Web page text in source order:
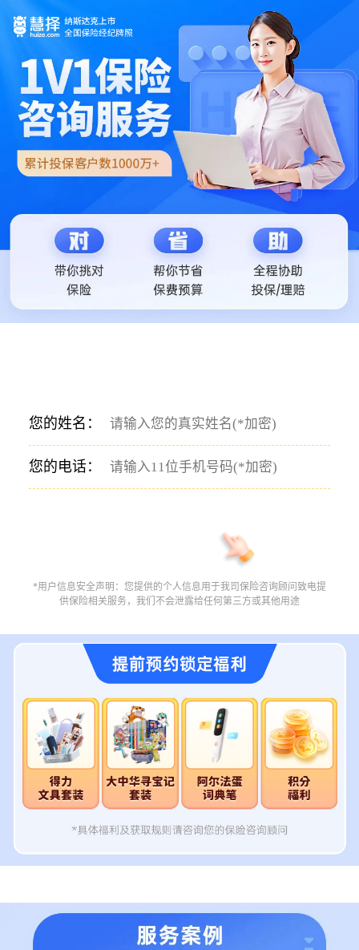
您的姓名：
您的电话：
*用户信息安全声明：您提供的个人信息用于我司保险咨询顾问致电提
供保险相关服务，我们不会泄露给任何第三方或其他用途